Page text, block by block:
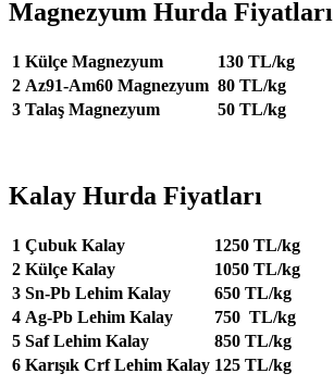
Magnezyum Hurda Fiyatları
1 Külçe Magnezyum
130 TL/kg
2 Az91-Am60 Magnezyum 80 TL/kg
3 Talaş Magnezyum 50 TL/kg
Kalay Hurda Fiyatları
1 Çubuk Kalay
1250 TL/kg
2 Külçe Kalay
1050 TL/kg
3 Sn-Pb Lehim Kalay
650 TL/kg
4 Ag-Pb Lehim Kalay
750 TL/kg
5 Saf Lehim Kalay
850 TL/kg
6 Karışık Crf Lehim Kalay 125 TL/kg